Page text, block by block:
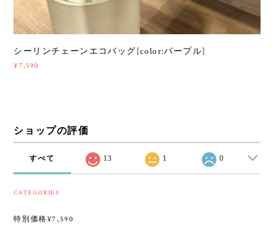
シーリンチェーンエコバッグ[color:パープル]
¥7,590
ショップの評価
すべて 13 1 0
CATEGORIES
特別価格¥7,590